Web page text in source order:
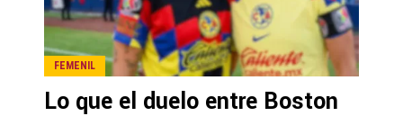
FEMENIL
Lo que el duelo entre Boston